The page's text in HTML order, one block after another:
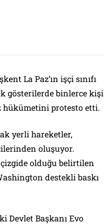
La Paz’ın işçi sınıfı
gösterilerde binlerce kişi
hükümetini protesto etti.
yerli hareketler,
oluşuyor.
çizgide olduğu belirtilen
destekli baskı
Devlet Başkanı Evo